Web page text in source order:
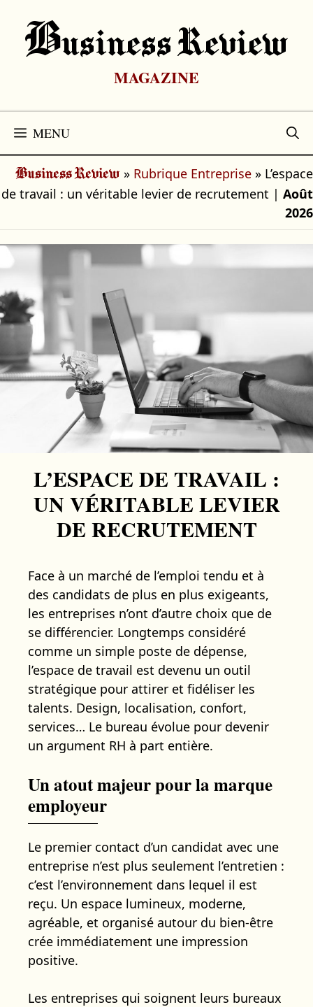
contenu
BUsiness Review
MAGAZINE
MENU
Business Review » Rubrique Entreprise » L’espace
de travail : un véritable levier de recrutement | Août
2026
L’ESPACE DE TRAVAIL :
UN VÉRITABLE LEVIER
DE RECRUTEMENT
Face à un marché de l’emploi tendu et à
des candidats de plus en plus exigeants,
les entreprises n’ont d’autre choix que de
se différencier. Longtemps considéré
comme un simple poste de dépense,
l’espace de travail est devenu un outil
stratégique pour attirer et fidéliser les
talents. Design, localisation, confort,
services… Le bureau évolue pour devenir
un argument RH à part entière.
Un atout majeur pour la marque
employeur
Le premier contact d’un candidat avec une
entreprise n’est plus seulement l’entretien :
c’est l’environnement dans lequel il est
reçu. Un espace lumineux, moderne,
agréable, et organisé autour du bien-être
crée immédiatement une impression
positive.
Les entreprises qui soignent leurs bureaux